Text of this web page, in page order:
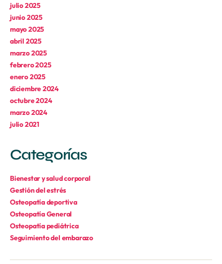
julio 2025
junio 2025
mayo 2025
abril 2025
marzo 2025
febrero 2025
enero 2025
diciembre 2024
octubre 2024
marzo 2024
julio 2021
Categorías
Bienestar y salud corporal
Gestión del estrés
Osteopatía deportiva
Osteopatía General
Osteopatía pediátrica
Seguimiento del embarazo